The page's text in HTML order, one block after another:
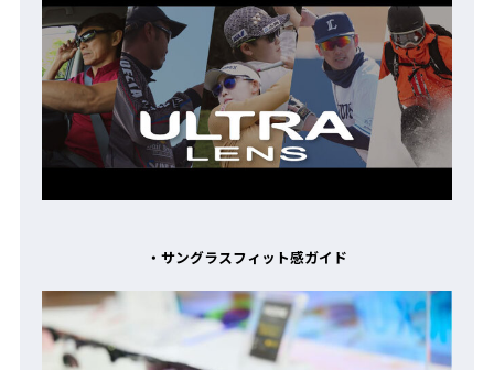
・サングラスフィット感ガイド